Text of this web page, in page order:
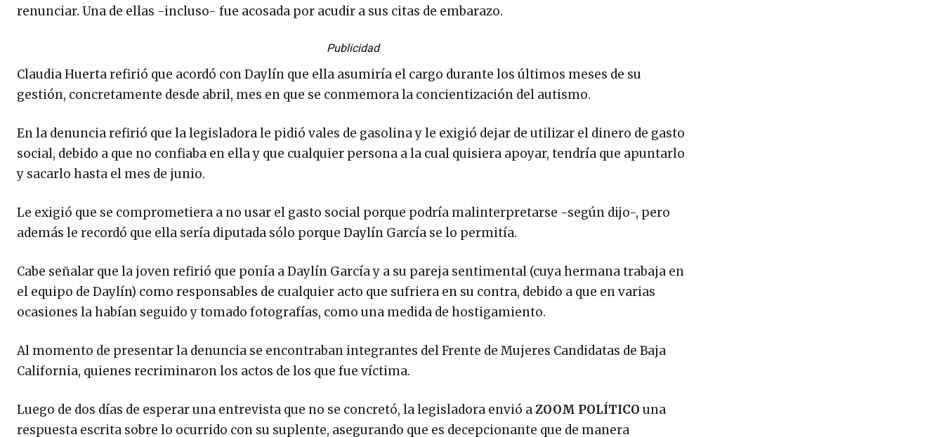
renunciar. Una de ellas -incluso- fue acosada por acudir a sus citas de embarazo.
Publicidad
Claudia Huerta refirió que acordó con Daylín que ella asumiría el cargo durante los últimos meses de su
gestión, concretamente desde abril, mes en que se conmemora la concientización del autismo.
En la denuncia refirió que la legisladora le pidió vales de gasolina y le exigió dejar de utilizar el dinero de gasto
social, debido a que no confiaba en ella y que cualquier persona a la cual quisiera apoyar, tendría que apuntarlo
y sacarlo hasta el mes de junio.
Le exigió que se comprometiera a no usar el gasto social porque podría malinterpretarse -según dijo-, pero
además le recordó que ella sería diputada sólo porque Daylín García se lo permitía.
Cabe señalar que la joven refirió que ponía a Daylín García y a su pareja sentimental (cuya hermana trabaja en
el equipo de Daylín) como responsables de cualquier acto que sufriera en su contra, debido a que en varias
ocasiones la habían seguido y tomado fotografías, como una medida de hostigamiento.
Al momento de presentar la denuncia se encontraban integrantes del Frente de Mujeres Candidatas de Baja
California, quienes recriminaron los actos de los que fue víctima.
Luego de dos días de esperar una entrevista que no se concretó, la legisladora envió aZOOM POLÍTICO una
respuesta escrita sobre lo ocurrido con su suplente, asegurando que es decepcionante que de manera